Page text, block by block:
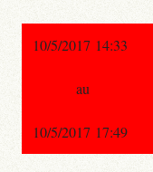
10/5/2017 14:33
au
10/5/2017 17:49